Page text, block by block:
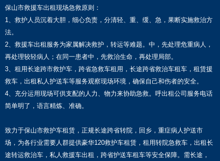
保山市救援车出租现场急救原则：
1、救护人员沉着大胆，细心负责，分清轻、重、缓、急，果断实施救治方
法。
2、救援车出租服务为家属解决救护，转运等难题。中，先处理危重病人，
再处理较轻病人；在同一患者中，先救治生命，再处理局部。
3、租用长途跨市救护车，跨省急救车租用，长途跨省救治车租车，租赁援
救车，出租私人护送车等服务观察现场环境，确保自己和伤者的安全。
4、充分运用现场可供支配的人力、物力来协助急救。呼出租公司服务电话
简单明了，语言精炼、准确。
致力于保山市救护车租赁，正规长途跨省转院，回乡，重症病人护送市
场，为各行业需要人群提供豪华120救护车租赁，租用转院急救车，出租长
途转运救治车，私人救援车出租，跨省护送车租车等安全保障。需长途，